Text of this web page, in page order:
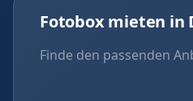
Fotobox mieten in
Finde den passenden